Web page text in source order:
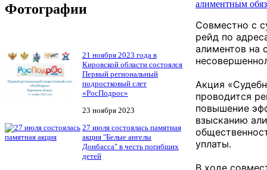
Фотографии
21 ноября 2023 года в
Кировской области состоялся
Первый региональный
подростковый слет
«РосПодрос»
23 ноября 2023
27 июля состоялась памятная
акция "Белые ангелы
Донбасса" в честь погибших
детей
Совместно с
рейд по
алиментов на
Акция
проводится
повышение
взысканию
уплаты.